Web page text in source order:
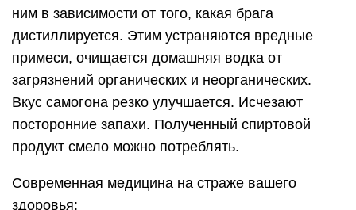
ним в зависимости от того, какая брага
дистиллируется. Этим устраняются вредные
примеси, очищается домашняя водка от
загрязнений органических и неорганических.
Вкус самогона резко улучшается. Исчезают
посторонние запахи. Полученный спиртовой
продукт смело можно потреблять.
Современная медицина на страже вашего
здоровья: